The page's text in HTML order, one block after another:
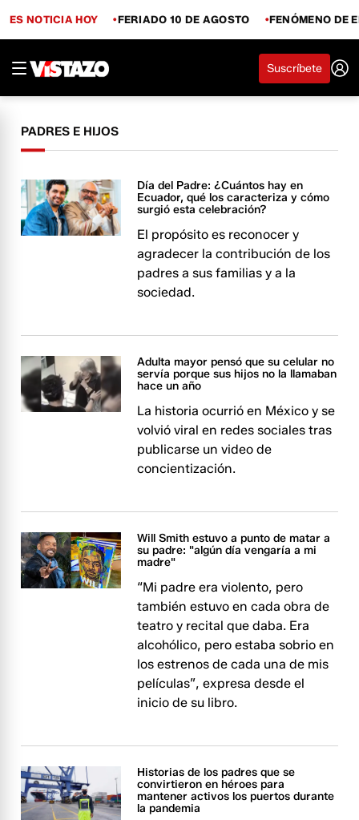
ES NOTICIA HOY FERIADO 10 DE AGOSTO FENÓMENO DE
Suscríbete
PADRES E HIJOS
Día del Padre: ¿Cuántos hay en
Ecuador, qué los caracteriza y cómo
surgió esta celebración?
El propósito es reconocer y
agradecer la contribución de los
padres a sus familias y a la
sociedad.
Adulta mayor pensó que su celular no
servía porque sus hijos no la llamaban
hace un año
La historia ocurrió en México y se
volvió viral en redes sociales tras
publicarse un video de
concientización.
Will Smith estuvo a punto de matar a
su padre: "algún día vengaría a mi
madre"
“Mi padre era violento, pero
también estuvo en cada obra de
teatro y recital que daba. Era
alcohólico, pero estaba sobrio en
los estrenos de cada una de mis
películas”, expresa desde el
inicio de su libro.
Historias de los padres que se
convirtieron en héroes para
mantener activos los puertos durante
la pandemia